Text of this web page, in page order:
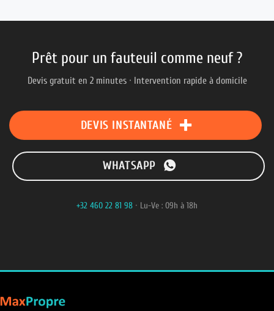
Prêt pour un fauteuil comme neuf ?
Devis gratuit en 2 minutes · Intervention rapide à domicile
DEVIS INSTANTANÉ
WHATSAPP
+32 460 22 81 98 · Lu-Ve : 09h à 18h